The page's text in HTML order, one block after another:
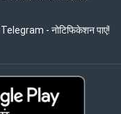
Telegram - नोटिफिकेशन पाएं!